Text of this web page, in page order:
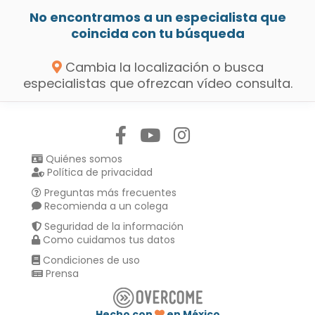
No encontramos a un especialista que
coincida con tu búsqueda
Cambia la localización o busca
especialistas que ofrezcan vídeo consulta.
Quiénes somos
Política de privacidad
Preguntas más frecuentes
Recomienda a un colega
Seguridad de la información
Como cuidamos tus datos
Condiciones de uso
Prensa